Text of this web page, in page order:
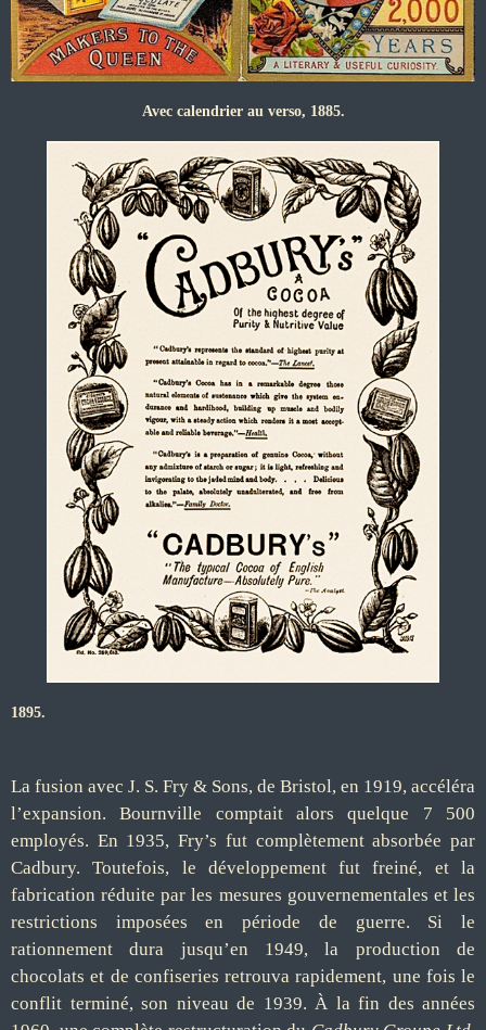
Avec calendrier au verso, 1885.
1895.
La fusion avec J. S. Fry & Sons, de Bristol, en 1919, accéléra
l’expansion. Bournville comptait alors quelque 7 500
employés. En 1935, Fry’s fut complètement absorbée par
Cadbury. Toutefois, le développement fut freiné, et la
fabrication réduite par les mesures gouvernementales et les
restrictions imposées en période de guerre. Si le
rationnement dura jusqu’en 1949, la production de
chocolats et de confiseries retrouva rapidement, une fois le
conflit terminé, son niveau de 1939. À la fin des années